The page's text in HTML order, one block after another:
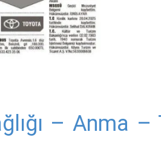
– Anma –